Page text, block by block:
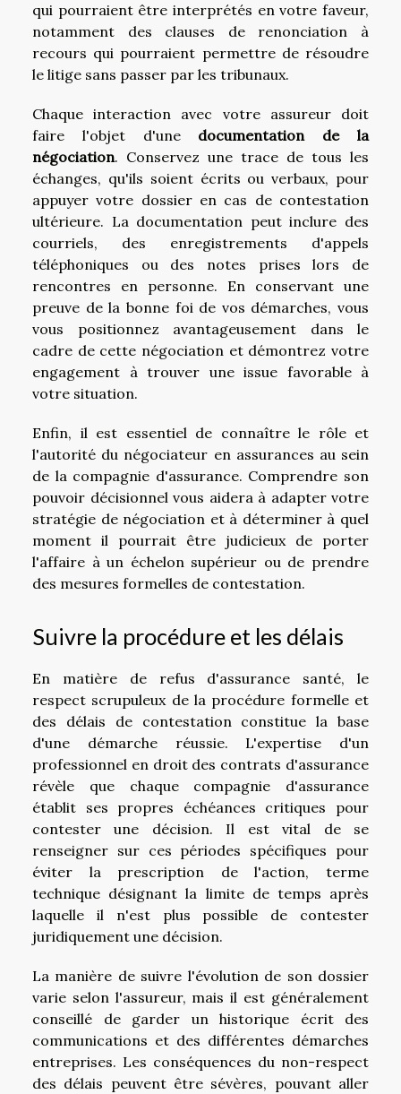
qui pourraient être interprétés en votre faveur,
notamment des clauses de renonciation à
recours qui pourraient permettre de résoudre
le litige sans passer par les tribunaux.
Chaque interaction avec votre assureur doit
faire l'objet d'une documentation de la
négociation. Conservez une trace de tous les
échanges, qu'ils soient écrits ou verbaux, pour
appuyer votre dossier en cas de contestation
ultérieure. La documentation peut inclure des
courriels, des enregistrements d'appels
téléphoniques ou des notes prises lors de
rencontres en personne. En conservant une
preuve de la bonne foi de vos démarches, vous
vous positionnez avantageusement dans le
cadre de cette négociation et démontrez votre
engagement à trouver une issue favorable à
votre situation.
Enfin, il est essentiel de connaître le rôle et
l'autorité du négociateur en assurances au sein
de la compagnie d'assurance. Comprendre son
pouvoir décisionnel vous aidera à adapter votre
stratégie de négociation et à déterminer à quel
moment il pourrait être judicieux de porter
l'affaire à un échelon supérieur ou de prendre
des mesures formelles de contestation.
Suivre la procédure et les délais
En matière de refus d'assurance santé, le
respect scrupuleux de la procédure formelle et
des délais de contestation constitue la base
d'une démarche réussie. L'expertise d'un
professionnel en droit des contrats d'assurance
révèle que chaque compagnie d'assurance
établit ses propres échéances critiques pour
contester une décision. Il est vital de se
renseigner sur ces périodes spécifiques pour
éviter la prescription de l'action, terme
technique désignant la limite de temps après
laquelle il n'est plus possible de contester
juridiquement une décision.
La manière de suivre l'évolution de son dossier
varie selon l'assureur, mais il est généralement
conseillé de garder un historique écrit des
communications et des différentes démarches
entreprises. Les conséquences du non-respect
des délais peuvent être sévères, pouvant aller